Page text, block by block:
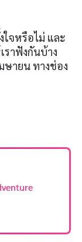
ใจหรือไม่ และ
ราฟังกันบ้าง
ษายน ทางช่อง